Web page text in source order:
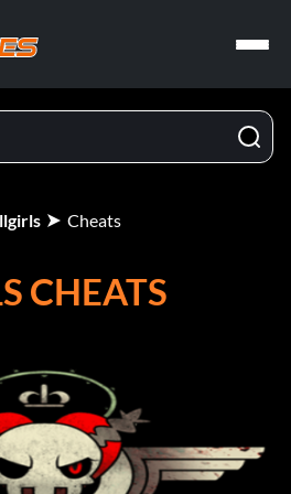
Cheats
CHEATS